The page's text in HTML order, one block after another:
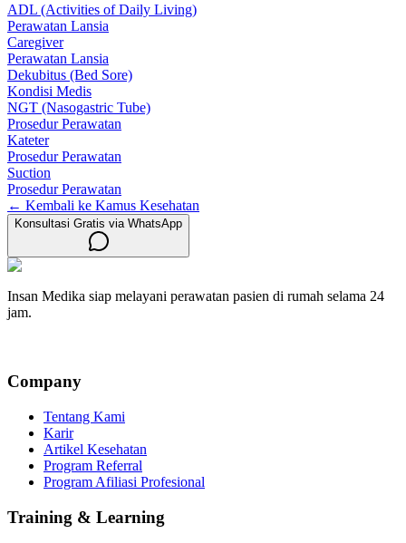
ADL (Activities of Daily Living)
Perawatan Lansia
Caregiver
Perawatan Lansia
Dekubitus (Bed Sore)
Kondisi Medis
NGT (Nasogastric Tube)
Prosedur Perawatan
Kateter
Prosedur Perawatan
Suction
Prosedur Perawatan
← Kembali ke Kamus Kesehatan
Konsultasi Gratis via WhatsApp
Insan Medika siap melayani perawatan pasien di rumah selama 24
jam.
Company
Tentang Kami
Karir
Artikel Kesehatan
Program Referral
Program Afiliasi Profesional
Training & Learning